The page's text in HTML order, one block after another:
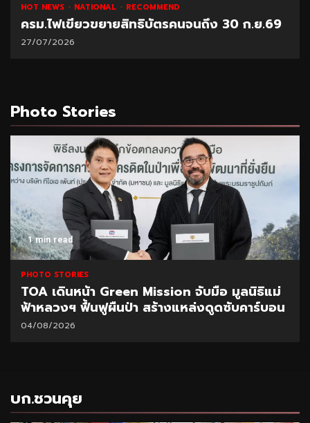
HOT NEWS NATIONAL RECOMMEND
ครม.ไฟเขียวขยายสิทธิบัตรคนจนถึง 30 ก.ย.69
27/07/2026
Photo Stories
1 min read
PHOTO STORIES
TOA เดินหน้า Green Mission จับมือ มูลนิธิแม่
ฟ้าหลวงฯ ฟื้นฟูผืนป่า สร้างแหล่งดูดซับคาร์บอน
04/08/2026
บก.ชวนคุย